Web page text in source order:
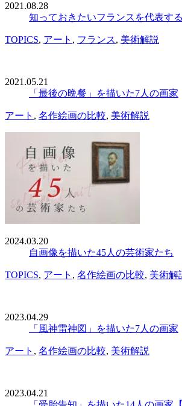
2021.08.28
知っておきたいフランスを代表す
TOPICS, アート , フランス, 美術解説
2021.05.21
「最後の晩餐」を描いた7人の画家
アート , 名作絵画の比較, 美術解説
2024.03.20
自画像を描いた45人の芸術家たち
TOPICS, アート , 名作絵画の比較, 美術解
2023.04.29
「風神雷神図」を描いた7人の画家
アート , 名作絵画の比較, 美術解説
2023.04.21